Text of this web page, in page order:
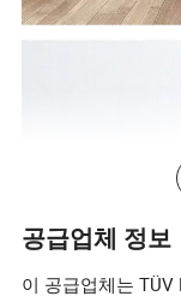
공급업체 정보
이 공급업체는 TÜV